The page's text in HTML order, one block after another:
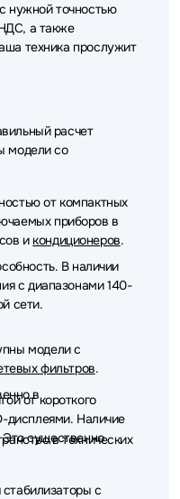
нужной точностью
а также
техника прослужит
расчет
модели со
от компактных
приборов в
и кондиционеров.
В наличии
с диапазонами 140-
сети.
модели с
фильтров.
в
в технических
от короткого
дисплеями. Наличие
Это существенно
с